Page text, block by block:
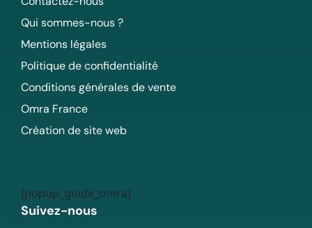
Qui sommes-nous ?
Mentions légales
Politique de confidentialité
Conditions générales de vente
Omra France
Création de site web
[popup_guide_omra]
Suivez-nous